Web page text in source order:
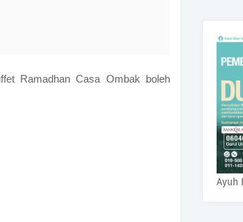
Ramadhan Casa Ombak boleh
Ayuh